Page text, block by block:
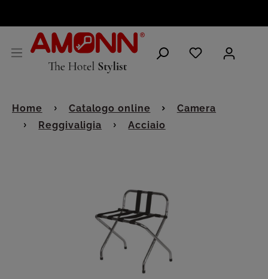
Home Catalogo online
Camera
Reggivaligia
Acciaio